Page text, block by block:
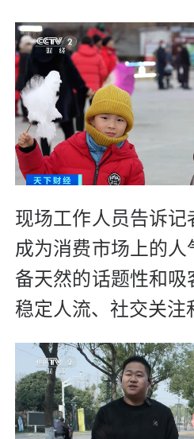
现场工作人员告诉记
成为消费市场上的
备天然的话题性和吸
稳定人流、社交关注